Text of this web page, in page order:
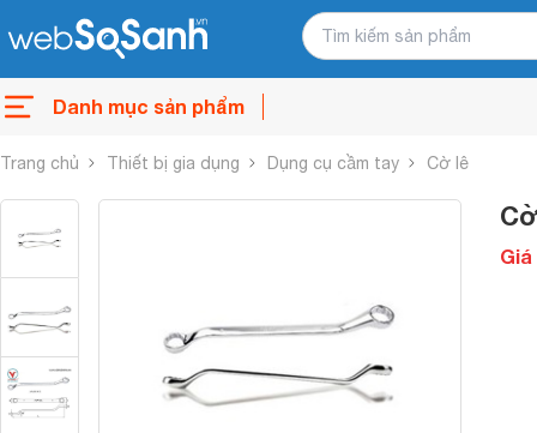
Danh mục sản phẩm
Trang chủ Thiết bị gia dụng Dụng cụ cầm tay Cờ lê